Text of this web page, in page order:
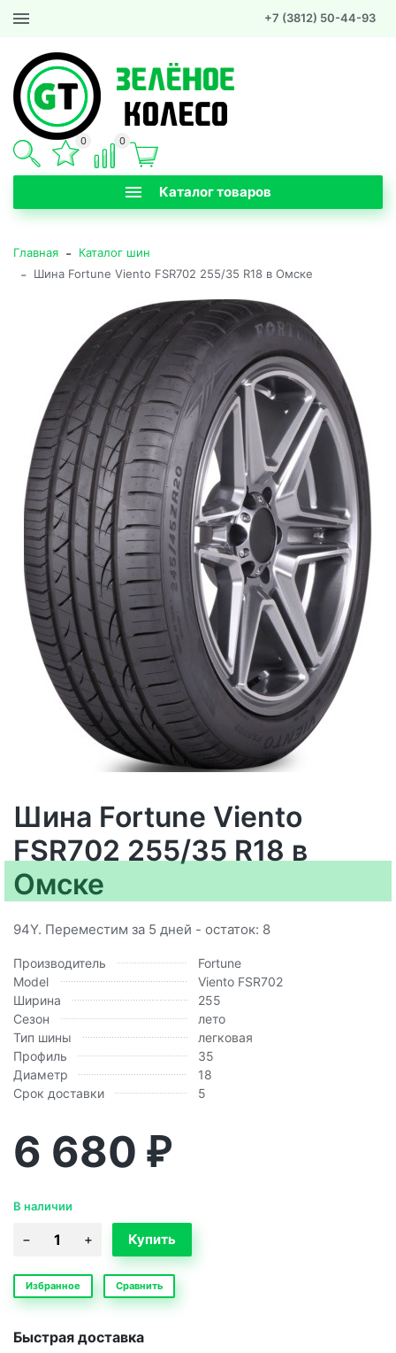
+7 (3812) 50-44-93
Каталог товаров
0 0
Главная - Каталог шин
- Шина Fortune Viento FSR702 255/35 R18 в Омске
Шина Fortune Viento
FSR702 255/35 R18 в
Омске
94Y. Переместим за 5 дней - остаток: 8
Производитель
Fortune
Model
Viento FSR702
Ширина
255
Сезон
лето
Тип шины
легковая
Профиль
35
Диаметр
18
Срок доставки
5
6 680 ₽
В наличии
Избранное Сравнить
Быстрая доставка